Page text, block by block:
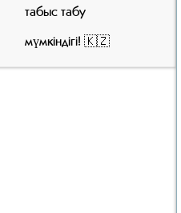
табыс табу
мүмкіндігі! 🇰🇿